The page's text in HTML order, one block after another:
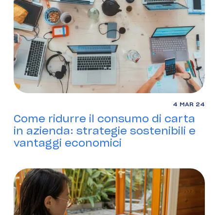
4 MAR 24
Come ridurre il consumo di carta
in azienda: strategie sostenibili e
vantaggi economici